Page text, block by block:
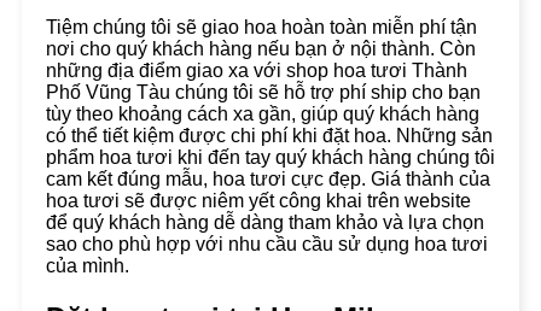
Tiệm chúng tôi sẽ giao hoa hoàn toàn miễn phí tận
nơi cho quý khách hàng nếu bạn ở nội thành. Còn
những địa điểm giao xa với shop hoa tươi Thành
Phố Vũng Tàu chúng tôi sẽ hỗ trợ phí ship cho bạn
tùy theo khoảng cách xa gần, giúp quý khách hàng
có thể tiết kiệm được chi phí khi đặt hoa. Những sản
phẩm hoa tươi khi đến tay quý khách hàng chúng tôi
cam kết đúng mẫu, hoa tươi cực đẹp. Giá thành của
hoa tươi sẽ được niêm yết công khai trên website
để quý khách hàng dễ dàng tham khảo và lựa chọn
sao cho phù hợp với nhu cầu cầu sử dụng hoa tươi
của mình.